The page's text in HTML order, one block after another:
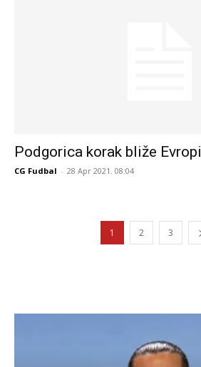
Podgorica korak bliže Evropi
CG Fudbal - 28 Apr 2021. 08:04
1 2 3